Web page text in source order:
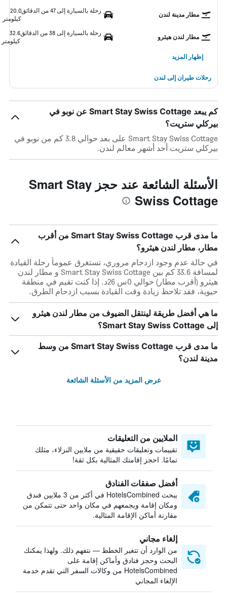
مطار مدينة لندن
رحلة بالسيارة إلى 47 من الدقائق
20.0
كيلومتر
مطار لندن هيثرو
رحلة بالسيارة إلى 38 من الدقائق
32.6
كيلومتر
إظهار المزيد
رحلات طيران إلى لندن
كم يبعد Smart Stay Swiss Cottage عن نوبو في
بيركلي ستريت؟
Smart Stay Swiss Cottage على بعد حوالي 3.8 كم من نوبو في
بيركلي ستريت أحد أشهر معالم لندن.
الأسئلة الشائعة عند حجز Smart Stay
Swiss Cottage
ما مدى قرب Smart Stay Swiss Cottage من أقرب
مطار، مطار لندن هيثرو؟
في حالة عدم وجود ازدحام مروري، تستغرق عموماً رحلة القيادة
لمسافة 33.6 كم بين Smart Stay Swiss Cottage و مطار لندن
هيثرو (أقرب مطار) حوالي 0س 26د. إذا كنت تقيم في منطقة
حيوية، فقد تلاحظ زيادة وقت القيادة بسبب ازدحام الطرق.
ما هي أفضل طريقة لينتقل الضيوف من مطار لندن هيثرو
إلى Smart Stay Swiss Cottage؟
ما مدى قرب Smart Stay Swiss Cottage من وسط
مدينة لندن؟
عرض المزيد من الأسئلة الشائعة
الملايين من التعليقات
تقييمات وتعليقات حقيقية من ملايين النزلاء، مثلك
تمامًا. احجز إقامتك المثالية بكل ثقة!
أفضل صفقات الفنادق
يبحث HotelsCombined في أكثر من 3 ملايين فندق
ومكان إقامة ويجمعهم في مكان واحد حتى تتمكن من
مقارنة أماكن الإقامة المثالية.
إلغاء مجاني
من الوارد أن تتغير الخطط — نتفهم ذلك. ولهذا يمكنك
البحث وحجز فنادق وأماكن إقامة على
HotelsCombined من وكالات السفر التي تقدم خدمة
الإلغاء المجاني